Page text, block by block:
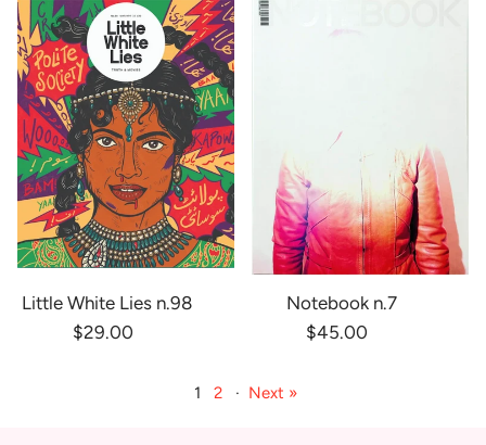
Little White Lies n.98
$29.00
Notebook n.7
$45.00
1 2 · Next »